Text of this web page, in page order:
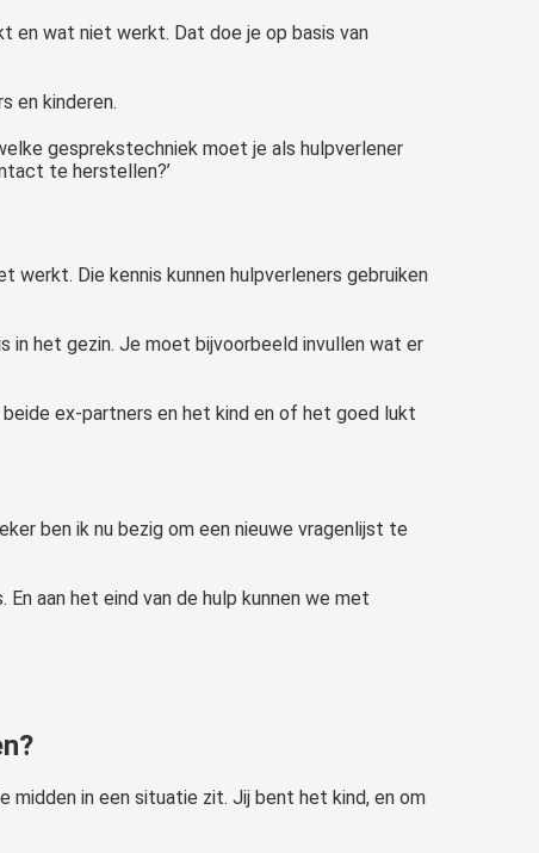
en wat niet werkt. Dat doe je op basis van
en kinderen.
gesprekstechniek moet je als hulpverlener
te herstellen?’
werkt. Die kennis kunnen hulpverleners gebruiken
in het gezin. Je moet bijvoorbeeld invullen wat er
ex-partners en het kind en of het goed lukt
ben ik nu bezig om een nieuwe vragenlijst te
aan het eind van de hulp kunnen we met
midden in een situatie zit. Jij bent het kind, en om